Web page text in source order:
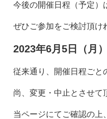
今後の開催日程（予定）
ぜひご参加をご検討頂け
2023年6月5日（月
従来通り、開催日程ごと
尚、変更・中止とさせて
当ページにてご確認の上